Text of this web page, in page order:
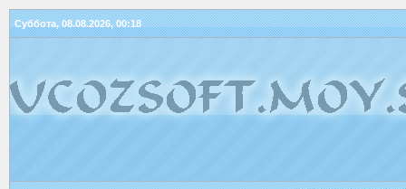
Суббота, 08.08.2026, 00:18